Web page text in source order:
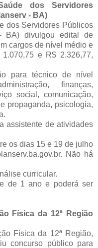
dos Servidores
- BA)
dos Servidores Públicos
BA) divulgou edital de
cargos de nível médio e
e R$ 2.326,77,
para técnico de nível
finanças,
social, comunicação,
propaganda, psicologia,
assistente de atividades
os dias 15 e 19 de julho
Não há
curricular.
de 1 ano e poderá ser
Física da 12ª Região
Física da 12ª Região,
concurso público para